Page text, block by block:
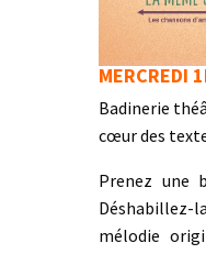
MERCREDI
Badinerie
cœur des
Prenez une
mélodie